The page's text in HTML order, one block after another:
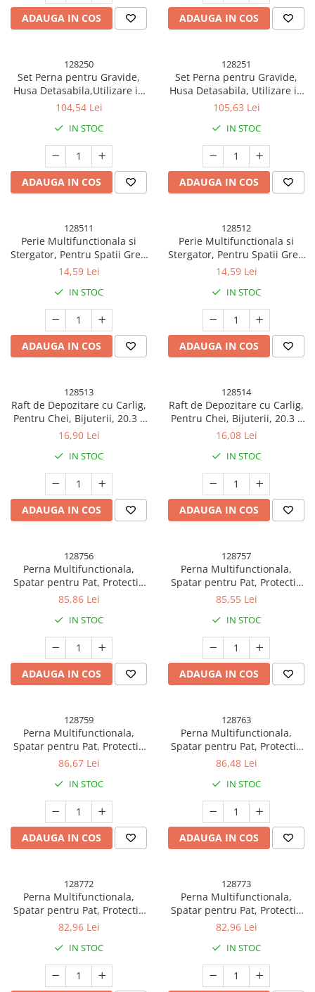
ADAUGA IN COS ADAUGA IN COS
128250
Set Perna pentru Gravide,
Husa Detasabila,Utilizare in
Forma H si U, Reglabila,
Roz Deschis
104,54 Lei
IN STOC
ADAUGA IN COS
128251
Set Perna pentru Gravide,
Husa Detasabila, Utilizare in
Forma H si U, Reglabila,
Bej
105,63 Lei
IN STOC
ADAUGA IN COS
128511
Perie Multifunctionala si
Stergator, Pentru Spatii Greu
Accesibile, 24.7 x 4.5 cm, Alb
14,59 Lei
IN STOC
ADAUGA IN COS
128512
Perie Multifunctionala si
Stergator, Pentru Spatii Greu
Accesibile, 24.7 x 4.5 cm, Alb
14,59 Lei
IN STOC
ADAUGA IN COS
128513
Raft de Depozitare cu Carlig,
Pentru Chei, Bijuterii, 20.3 x
4.6 x 10.3 cm, Gri
16,90 Lei
IN STOC
ADAUGA IN COS
128514
Raft de Depozitare cu Carlig,
Pentru Chei, Bijuterii, 20.3 x
4.6 x 10.3 cm, Alb
16,08 Lei
IN STOC
ADAUGA IN COS
128756
Perna Multifunctionala,
Spatar pentru Pat, Protectie
Lombara, Marime Medie, 60 x
Dinozaur, Verde
85,86 Lei
IN STOC
ADAUGA IN COS
128757
Perna Multifunctionala,
Spatar pentru Pat, Protectie
Lombara, Marime Medie, 60 x
Elefant, Albastru
85,55 Lei
IN STOC
ADAUGA IN COS
128759
Perna Multifunctionala,
Spatar pentru Pat, Protectie
Lombara, Marime Medie, 60 x
Portocaliu
86,67 Lei
IN STOC
ADAUGA IN COS
128763
Perna Multifunctionala,
Spatar pentru Pat, Protectie
Lombara, Marime Medie, 60 x
Roz
86,48 Lei
IN STOC
ADAUGA IN COS
128772
Perna Multifunctionala,
Spatar pentru Pat, Protectie
Lombara, Marime Medie, 60 x
Elefant, Albastru
82,96 Lei
IN STOC
128773
Perna Multifunctionala,
Spatar pentru Pat, Protectie
Lombara, Marime Medie, 60 x
Iepure, Roz
82,96 Lei
IN STOC